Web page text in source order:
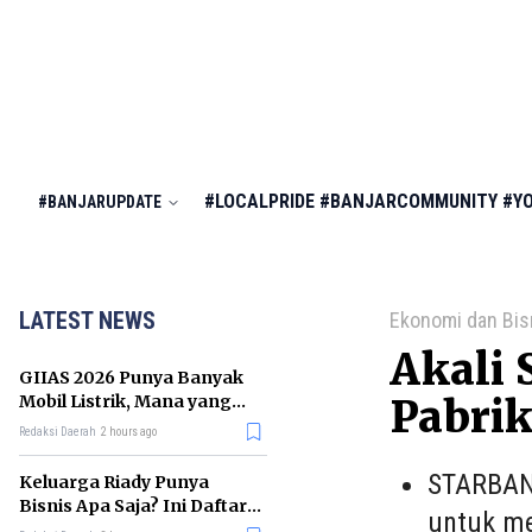
#BANJARUPDATE #LOCALPRIDE #BANJARCOMMUNITY
LATEST NEWS
GIIAS 2026 Punya Banyak
Mobil Listrik, Mana yang
Cocok untuk Gaji Rp10 Juta?
Redaksi Daerah 2 hours ago
Keluarga Riady Punya
Bisnis Apa Saja? Ini Daftar
Ekonomi dan
Akali
untuk